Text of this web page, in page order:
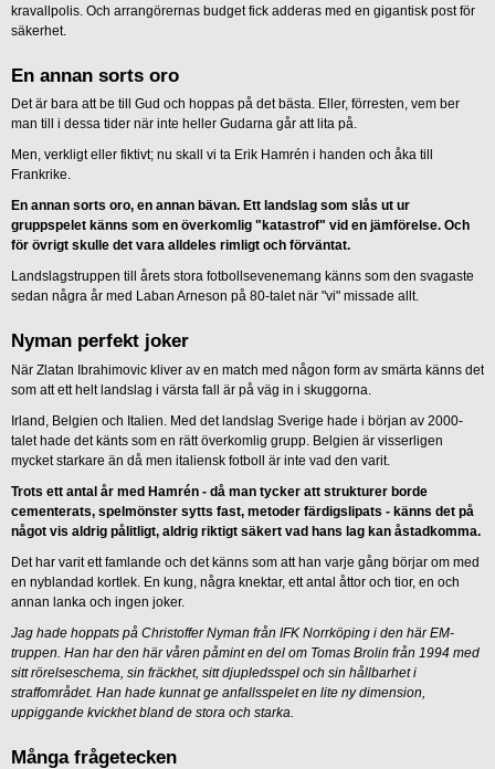
kravallpolis. Och arrangörernas budget fick adderas med en gigantisk post för
säkerhet.
En annan sorts oro
Det är bara att be till Gud och hoppas på det bästa. Eller, förresten, vem ber
man till i dessa tider när inte heller Gudarna går att lita på.
Men, verkligt eller fiktivt; nu skall vi ta Erik Hamrén i handen och åka till
Frankrike.
En annan sorts oro, en annan bävan. Ett landslag som slås ut ur
gruppspelet känns som en överkomlig "katastrof" vid en jämförelse. Och
för övrigt skulle det vara alldeles rimligt och förväntat.
Landslagstruppen till årets stora fotbollsevenemang känns som den svagaste
sedan några år med Laban Arneson på 80-talet när "vi" missade allt.
Nyman perfekt joker
När Zlatan Ibrahimovic kliver av en match med någon form av smärta känns det
som att ett helt landslag i värsta fall är på väg in i skuggorna.
Irland, Belgien och Italien. Med det landslag Sverige hade i början av 2000-
talet hade det känts som en rätt överkomlig grupp. Belgien är visserligen
mycket starkare än då men italiensk fotboll är inte vad den varit.
Trots ett antal år med Hamrén - då man tycker att strukturer borde
cementerats, spelmönster sytts fast, metoder färdigslipats - känns det på
något vis aldrig pålitligt, aldrig riktigt säkert vad hans lag kan åstadkomma.
Det har varit ett famlande och det känns som att han varje gång börjar om med
en nyblandad kortlek. En kung, några knektar, ett antal åttor och tior, en och
annan lanka och ingen joker.
Jag hade hoppats på Christoffer Nyman från IFK Norrköping i den här EM-
truppen. Han har den här våren påmint en del om Tomas Brolin från 1994 med
sitt rörelseschema, sin fräckhet, sitt djupledsspel och sin hållbarhet i
straffområdet. Han hade kunnat ge anfallsspelet en lite ny dimension,
uppiggande kvickhet bland de stora och starka.
Många frågetecken